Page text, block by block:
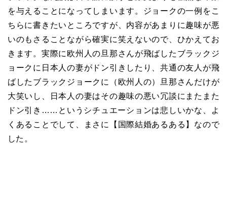
を与えることになってしまいます。ジョークの一例をこ
ちらに書きたいところですが、内容があまりに趣味が悪
いのもさることながら確実に笑えないので、ひかえてお
きます。実際に欧州人の旦那さんが飛ばしたブラックジ
ョークに日本人の妻がドン引きしたり、共通の友人が飛
ばしたブラックジョークに（欧州人の）旦那さんだけが
大笑いし、日本人の妻はその趣味の悪い冗談にまたまた
ドン引き……というシチュエーションは悲しいかな、よ
くあることでして、まさに【国際結婚あるある】なので
した。